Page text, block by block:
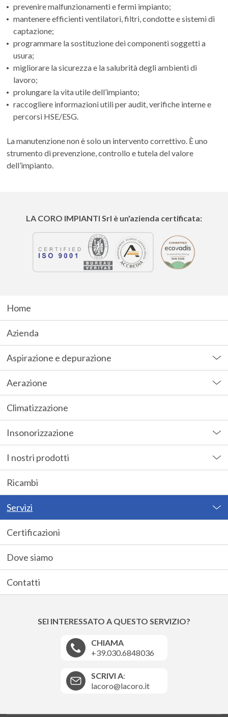
prevenire malfunzionamenti e fermi impianto;
mantenere efficienti ventilatori, filtri, condotte e sistemi di
captazione;
programmare la sostituzione dei componenti soggetti a
usura;
migliorare la sicurezza e la salubrità degli ambienti di
lavoro;
prolungare la vita utile dell’impianto;
raccogliere informazioni utili per audit, verifiche interne e
percorsi HSE/ESG.
La manutenzione non è solo un intervento correttivo. È uno
strumento di prevenzione, controllo e tutela del valore
dell’impianto.
LA CORO IMPIANTI Srl è un'azienda certificata:
Home
Azienda
Aspirazione e depurazione
Aerazione
Climatizzazione
Insonorizzazione
I nostri prodotti
Ricambi
Servizi
Certificazioni
Dove siamo
Contatti
SEI INTERESSATO A QUESTO SERVIZIO?
CHIAMA
+39.030.6848036
SCRIVI A:
lacoro@lacoro.it